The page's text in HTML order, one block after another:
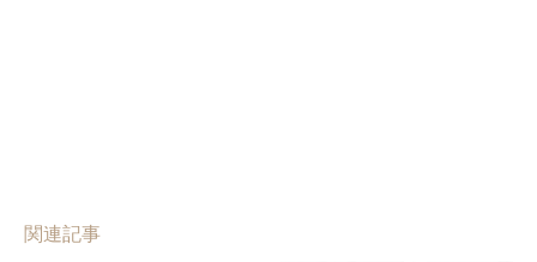
関連記事